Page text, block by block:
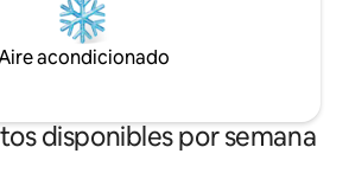
acondicionado
disponibles por semana